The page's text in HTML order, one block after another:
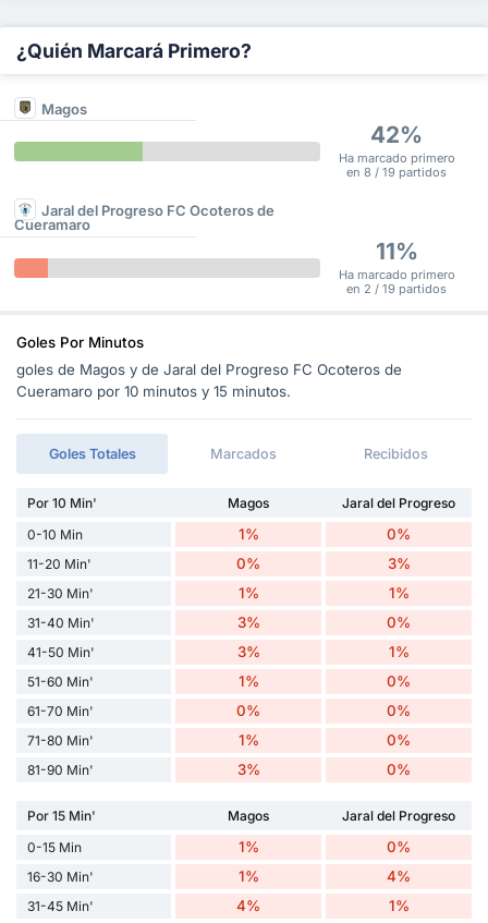
¿Quién Marcará Primero?
Magos
42%
Ha marcado primero
en 8 / 19 partidos
Jaral del Progreso FC Ocoteros de
Cueramaro
11%
Ha marcado primero
en 2 / 19 partidos
Goles Por Minutos
goles de Magos y de Jaral del Progreso FC Ocoteros de
Cueramaro por 10 minutos y 15 minutos.
Goles Totales Marcados Recibidos
Por 10 Min' Magos
Jaral del Progreso
0-10 Min
1% 0%
11-20 Min' 0% 3%
21-30 Min' 1% 1%
31-40 Min' 3% 0%
41-50 Min' 3% 1%
51-60 Min' 1% 0%
61-70 Min' 0% 0%
71-80 Min' 1% 0%
81-90 Min' 3% 0%
Por 15 Min' Magos
Jaral del Progreso
0-15 Min
1% 0%
16-30 Min' 1% 4%
31-45 Min' 4% 1%